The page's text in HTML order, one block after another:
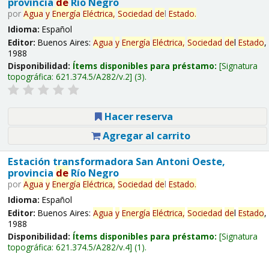
por Agua y Energía Eléctrica, Sociedad del Estado.
Idioma: Español
Editor: Buenos Aires: Agua y Energía Eléctrica, Sociedad del Estado,
1988
Disponibilidad: Ítems disponibles para préstamo: Signatura
topográfica: 621.374.5/A282/v.2 (3).
Hacer reserva
Agregar al carrito
Estación transformadora San Antoni Oeste,
provincia deRío Negro
por Agua y Energía Eléctrica, Sociedad del Estado.
Idioma: Español
Editor: Buenos Aires: Agua y Energía Eléctrica, Sociedad del Estado,
1988
Disponibilidad: Ítems disponibles para préstamo: Signatura
topográfica: 621.374.5/A282/v.4 (1).